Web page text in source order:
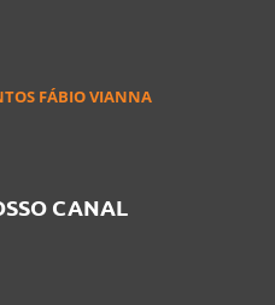
FÁBIO VIANNA
CANAL